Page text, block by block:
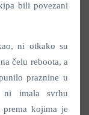
bili povezani
ni otkako su
čelu reboota, a
praznine u
ni imala svrhu
prema kojima je